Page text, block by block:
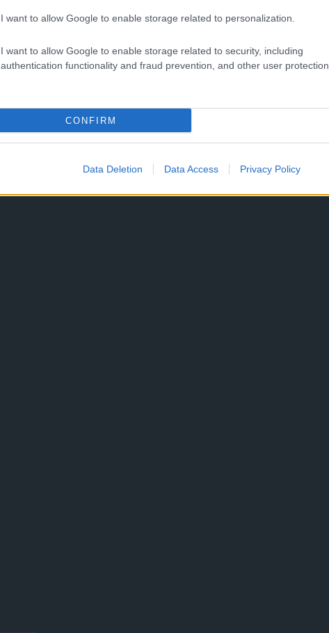
I want to allow Google to enable storage related to personalization.
I want to allow Google to enable storage related to security, including
authentication functionality and fraud prevention, and other user protection.
CONFIRM
Data Deletion Data Access Privacy Policy